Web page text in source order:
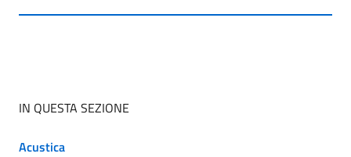
AGGIORNAMENTO PROFESSIONALE
IN QUESTA SEZIONE
Acustica